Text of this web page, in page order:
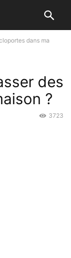
dans ma
des
?
3723